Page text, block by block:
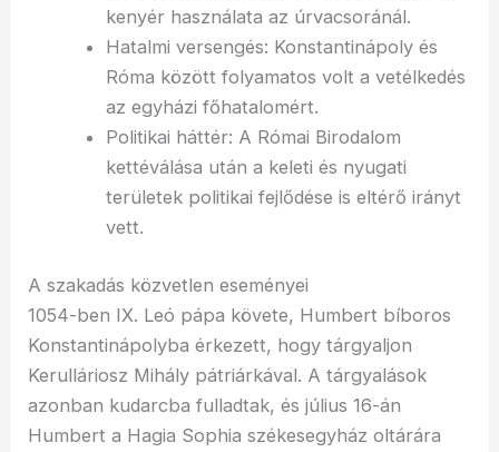
kenyér használata az úrvacsoránál.
Hatalmi versengés: Konstantinápoly és
Róma között folyamatos volt a vetélkedés
az egyházi főhatalomért.
Politikai háttér: A Római Birodalom
kettéválása után a keleti és nyugati
területek politikai fejlődése is eltérő irányt
vett.
A szakadás közvetlen eseményei
1054-ben IX. Leó pápa követe, Humbert bíboros
Konstantinápolyba érkezett, hogy tárgyaljon
Kerulláriosz Mihály pátriárkával. A tárgyalások
azonban kudarcba fulladtak, és július 16-án
Humbert a Hagia Sophia székesegyház oltárára